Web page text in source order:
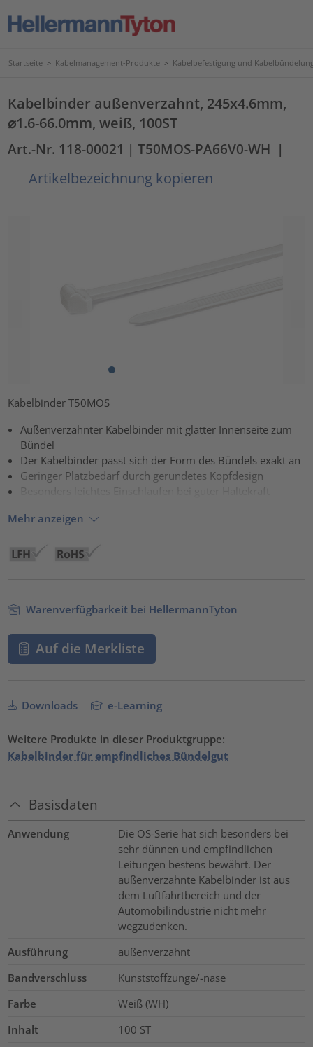
Startseite > Kabelmanagement-Produkte > Kabelbefestigung und
Kabelbinder außenverzahnt, 245x4.6mm,
⌀1.6-66.0mm, weiß, 100ST
Art.-Nr. 118-00021 | T50MOS-PA66V0-WH |
Artikelbezeichnung kopieren
Kabelbinder T50MOS
Außenverzahnter Kabelbinder mit glatter Innenseite zum
Bündel
Der Kabelbinder passt sich der Form des Bündels exakt an
Geringer Platzbedarf durch gerundetes Kopfdesign
Besonders leichtes Einschlaufen bei guter Haltekraft
Mehr anzeigen
Warenverfügbarkeit bei HellermannTyton
Auf die Merkliste
Downloads e-Learning
Weitere Produkte in dieser Produktgruppe:
Kabelbinder für empfindliches Bündelgut
Basisdaten
Anwendung
Die OS-Serie hat sich besonders bei
sehr dünnen und empfindlichen
Leitungen bestens bewährt. Der
außenverzahnte Kabelbinder ist aus
dem Luftfahrtbereich und der
Automobilindustrie nicht mehr
wegzudenken.
Ausführung
außenverzahnt
Bandverschluss
Kunststoffzunge/-nase
Farbe
Weiß (WH)
Inhalt
100 ST